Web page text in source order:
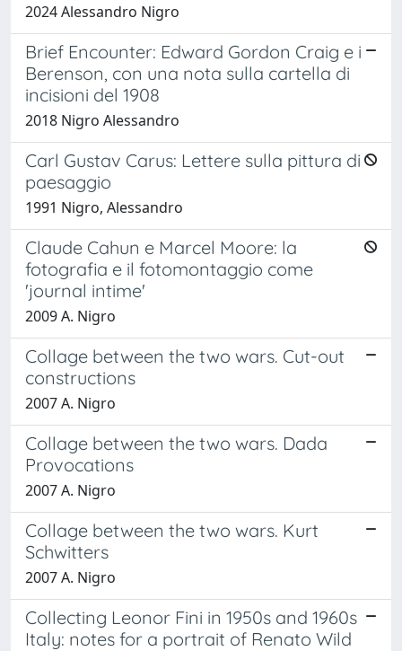
2024 Alessandro Nigro
Brief Encounter: Edward Gordon Craig e i
Berenson, con una nota sulla cartella di
incisioni del 1908
2018 Nigro Alessandro
Carl Gustav Carus: Lettere sulla pittura di
paesaggio
1991 Nigro, Alessandro
Claude Cahun e Marcel Moore: la
fotografia e il fotomontaggio come
'journal intime'
2009 A. Nigro
Collage between the two wars. Cut-out
constructions
2007 A. Nigro
Collage between the two wars. Dada
Provocations
2007 A. Nigro
Collage between the two wars. Kurt
Schwitters
2007 A. Nigro
Collecting Leonor Fini in 1950s and 1960s
Italy: notes for a portrait of Renato Wild